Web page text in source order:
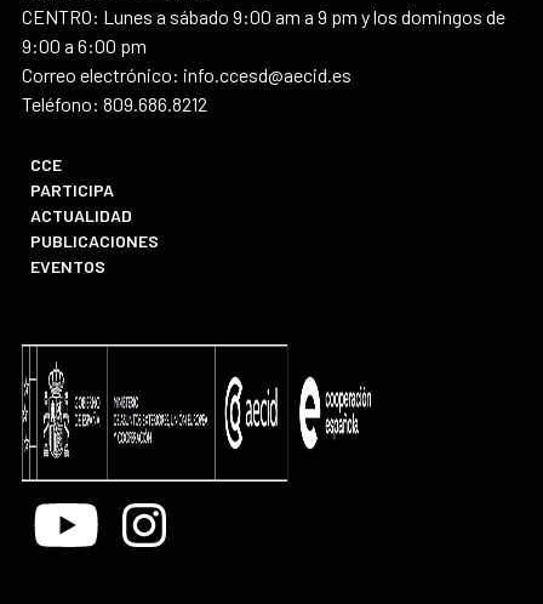
CENTRO: Lunes a sábado 9:00 am a 9 pm y los domingos de
9:00 a 6:00 pm
Correo electrónico: info.ccesd@aecid.es
Teléfono: 809.686.8212
CCE
PARTICIPA
ACTUALIDAD
PUBLICACIONES
EVENTOS
Youtube Instagram